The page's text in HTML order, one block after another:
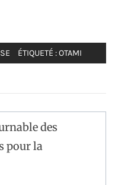
ÉTIQUETÉ :OTAMI
des
pour la